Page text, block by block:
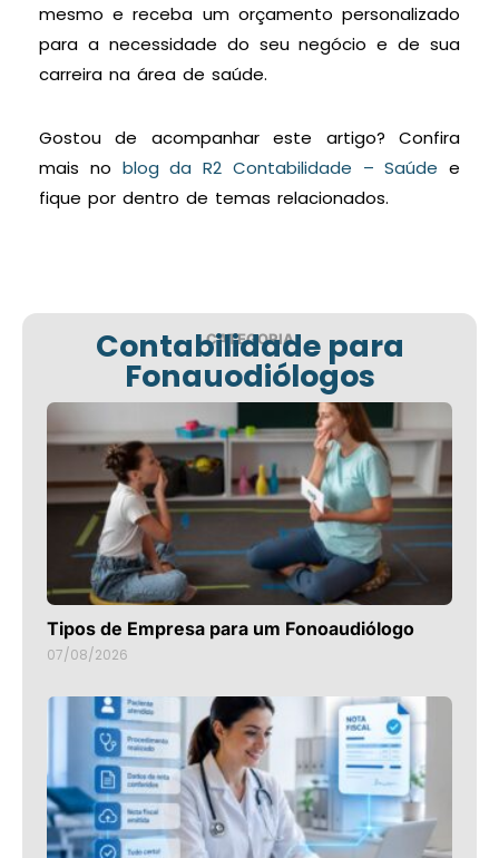
mesmo e receba um orçamento personalizado
para a necessidade do seu negócio e de sua
carreira na área de saúde.
Gostou de acompanhar este artigo? Confira
mais no blog da R2 Contabilidade – Saúde e
fique por dentro de temas relacionados.
CATEGORIA
Contabilidade para
Fonauodiólogos
Tipos de Empresa para um Fonoaudiólogo
07/08/2026